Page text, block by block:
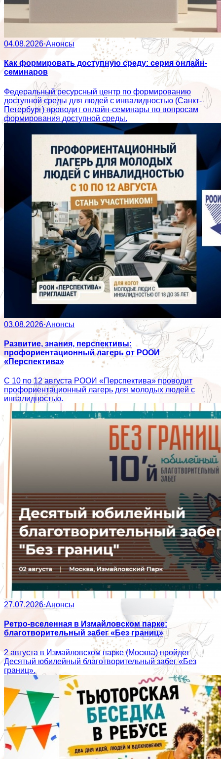
04.08.2026·Анонсы
Как формировать доступную среду: серия онлайн-
семинаров
Федеральный ресурсный центр по формированию
доступной среды для людей с инвалидностью (Санкт-
Петербург) проводит онлайн-семинары по вопросам
формирования доступной среды.
03.08.2026·Анонсы
Развитие, знания, перспективы:
профориентационный лагерь от РООИ
«Перспектива»
С 10 по 12 августа РООИ «Перспектива» проводит
профориентационный лагерь для молодых людей с
инвалидностью.
27.07.2026·Анонсы
Ретро-вселенная в Измайловском парке:
благотворительный забег «Без границ»
2 августа в Измайловском парке (Москва) пройдет
Десятый юбилейный благотворительный забег «Без
границ».